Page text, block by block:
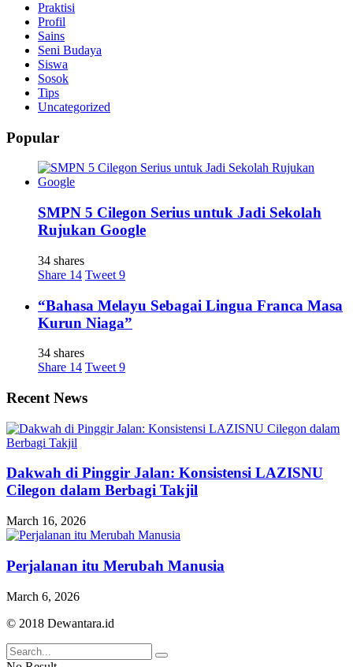
Praktisi
Profil
Sains
Seni Budaya
Siswa
Sosok
Tips
Uncategorized
Popular
SMPN 5 Cilegon Serius untuk Jadi Sekolah
Rujukan Google
34 shares
Share 14 Tweet 9
“Bahasa Melayu Sebagai Lingua Franca Masa
Kurun Niaga”
34 shares
Share 14 Tweet 9
Recent News
Dakwah di Pinggir Jalan: Konsistensi LAZISNU
Cilegon dalam Berbagi Takjil
March 16, 2026
Perjalanan itu Merubah Manusia
March 6, 2026
© 2018 Dewantara.id